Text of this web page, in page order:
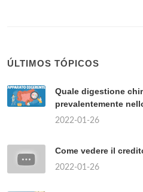
ÚLTIMOS TÓPICOS
Quale digestione
prevalentemente
2022-01-26
Come vedere il
2022-01-26